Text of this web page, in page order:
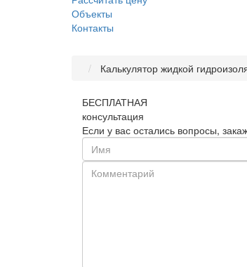
Объекты
Контакты
Калькулятор жидкой
БЕСПЛАТНАЯ
консультация
Если у вас остались вопросы,